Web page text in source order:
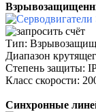
Тип:
Диапазон
Степень защиты:
Класс скорости:
Синхронные